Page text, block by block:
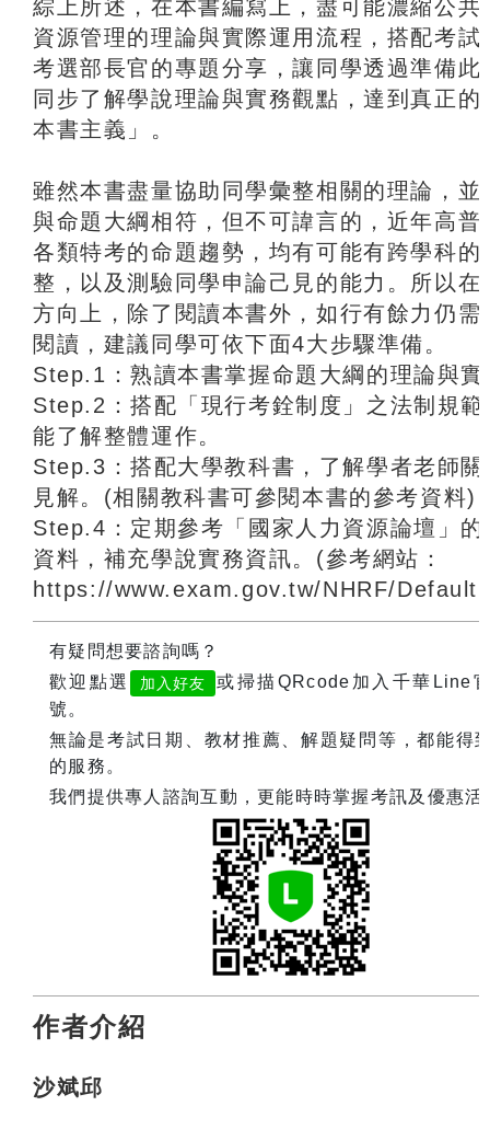
綜上所述，在本書編寫上，盡可能濃縮公共
資源管理的理論與實際運用流程，搭配考試
考選部長官的專題分享，讓同學透過準備此
同步了解學說理論與實務觀點，達到真正的
本書主義」。
雖然本書盡量協助同學彙整相關的理論，並
與命題大綱相符，但不可諱言的，近年高普
各類特考的命題趨勢，均有可能有跨學科的
整，以及測驗同學申論己見的能力。所以在
方向上，除了閱讀本書外，如行有餘力仍需
閱讀，建議同學可依下面4大步驟準備。
Step.1：熟讀本書掌握命題大綱的理論與實
Step.2：搭配「現行考銓制度」之法制規範
能了解整體運作。
Step.3：搭配大學教科書，了解學者老師關
見解。(相關教科書可參閱本書的參考資料)
Step.4：定期參考「國家人力資源論壇」的
資料，補充學說實務資訊。(參考網站：
https://www.exam.gov.tw/NHRF/
有疑問想要諮詢嗎？
歡迎點選
加入好友
或掃描QRcode加入千華Line
號。
無論是考試日期、教材推薦、解題疑問等，都能得
的服務。
我們提供專人諮詢互動，更能時時掌握考訊及優惠活
作者介紹
沙斌邱